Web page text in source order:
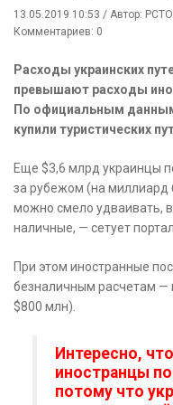
13.05.2019 10:53 / Автор: РСТО
Комментариев: 0
Расходы украинских
превышают расходы
По официальным
купили туристических
Еще $3,6 млрд украинцы
за рубежом (на миллиард
можно смело удваивать,
наличные, — сетует портал
При этом иностранные
безналичным расчетам —
$800 млн).
Интересно,
иностранцы
потому что